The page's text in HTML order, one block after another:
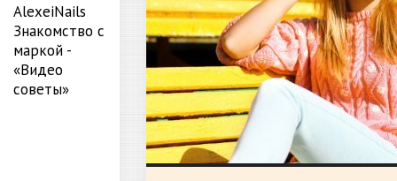
AlexeiNails
Знакомство с
маркой -
«Видео
советы»